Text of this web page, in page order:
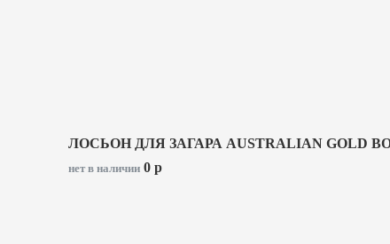
ЛОСЬОН ДЛЯ ЗАГАРА AUSTRALIAN GOLD
нет в наличии 0 p